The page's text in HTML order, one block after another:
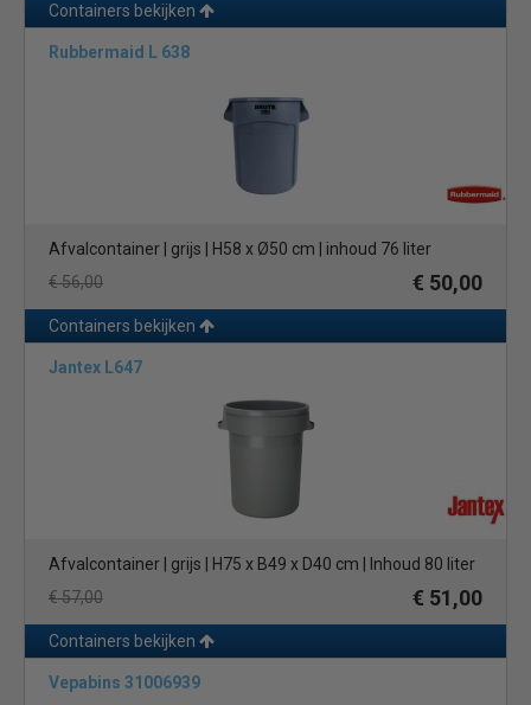
Containers bekijken
Rubbermaid L 638
Afvalcontainer | grijs | H58 x Ø50 cm | inhoud 76 liter
€ 56,00
€ 50,00
Containers bekijken
Jantex L647
Afvalcontainer | grijs | H75 x B49 x D40 cm | Inhoud 80 liter
€ 57,00
€ 51,00
Containers bekijken
Vepabins 31006939